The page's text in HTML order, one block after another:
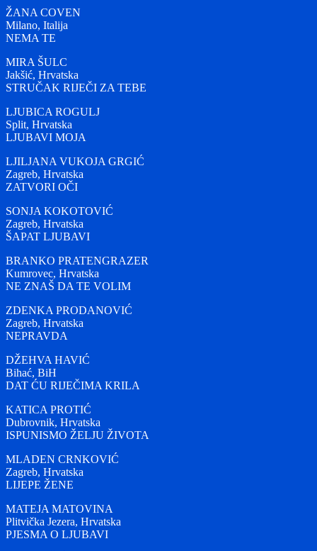
ŽANA COVEN
Milano, Italija
NEMA TE
MIRA ŠULC
Jakšić, Hrvatska
STRUČAK RIJEČI ZA TEBE
LJUBICA ROGULJ
Split, Hrvatska
LJUBAVI MOJA
LJILJANA VUKOJA GRGIĆ
Zagreb, Hrvatska
ZATVORI OČI
SONJA KOKOTOVIĆ
Zagreb, Hrvatska
ŠAPAT LJUBAVI
BRANKO PRATENGRAZER
Kumrovec, Hrvatska
NE ZNAŠ DA TE VOLIM
ZDENKA PRODANOVIĆ
Zagreb, Hrvatska
NEPRAVDA
DŽEHVA HAVIĆ
Bihać, BiH
DAT ĆU RIJEČIMA KRILA
KATICA PROTIĆ
Dubrovnik, Hrvatska
ISPUNISMO ŽELJU ŽIVOTA
MLADEN CRNKOVIĆ
Zagreb, Hrvatska
LIJEPE ŽENE
MATEJA MATOVINA
Plitvička Jezera, Hrvatska
PJESMA O LJUBAVI